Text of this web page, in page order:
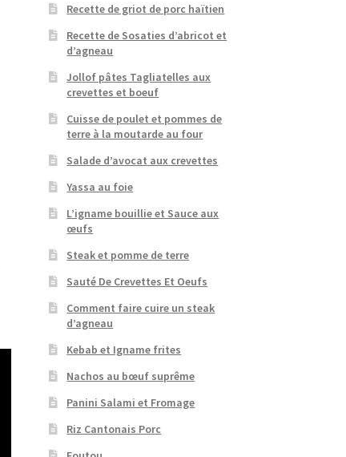
Recette de griot de porc haïtien
Recette de Sosaties d’abricot et
d’agneau
Jollof pâtes Tagliatelles aux
crevettes et boeuf
Cuisse de poulet et pommes de
terre à la moutarde au four
Salade d’avocat aux crevettes
Yassa au foie
L’igname bouillie et Sauce aux
œufs
Steak et pomme de terre
Sauté De Crevettes Et Oeufs
Comment faire cuire un steak
d’agneau
Kebab et Igname frites
Nachos au bœuf suprême
Panini Salami et Fromage
Riz Cantonais Porc